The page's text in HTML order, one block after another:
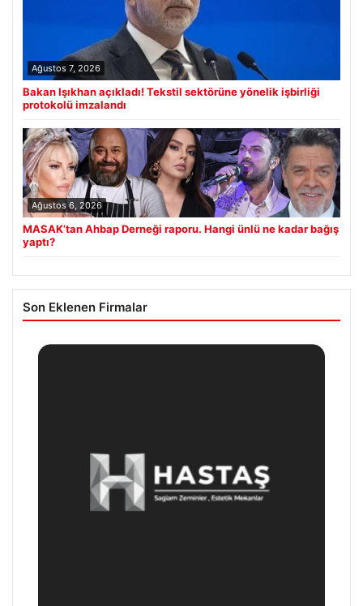
Ağustos 7, 2026
Bakan Işıkhan açıkladı! Tekstil sektörüne yönelik işbirliği
protokolü imzalandı
Ağustos 6, 2026
MASAK’tan Ahbap Derneği raporu. Hangi ünlü ne kadar bağış
yaptı?
Son Eklenen Firmalar